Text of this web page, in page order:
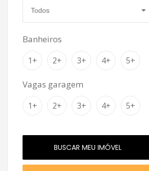
Banheiros
1+ 2+ 3+ 4+ 5+
Vagas garagem
1+ 2+ 3+ 4+ 5+